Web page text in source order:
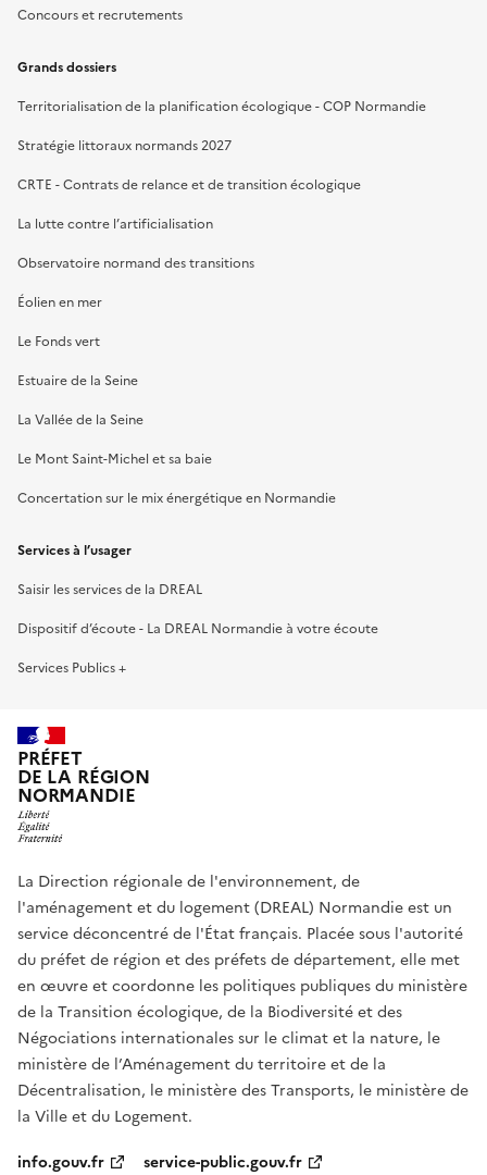
Concours et recrutements
Grands dossiers
Territorialisation de la planification écologique - COP Normandie
Stratégie littoraux normands 2027
CRTE - Contrats de relance et de transition écologique
La lutte contre l’artificialisation
Observatoire normand des transitions
Éolien en mer
Le Fonds vert
Estuaire de la Seine
La Vallée de la Seine
Le Mont Saint-Michel et sa baie
Concertation sur le mix énergétique en Normandie
Services à l’usager
Saisir les services de la DREAL
Dispositif d’écoute - La DREAL Normandie à votre écoute
Services Publics +
PRÉFET
DE LA RÉGION
NORMANDIE
La Direction régionale de l'environnement, de
l'aménagement et du logement (DREAL) Normandie est un
service déconcentré de l'État français. Placée sous l'autorité
du préfet de région et des préfets de département, elle met
en œuvre et coordonne les politiques publiques du ministère
de la Transition écologique, de la Biodiversité et des
Négociations internationales sur le climat et la nature, le
ministère de l’Aménagement du territoire et de la
Décentralisation, le ministère des Transports, le ministère de
la Ville et du Logement.
info.gouv.fr
service-public.gouv.fr